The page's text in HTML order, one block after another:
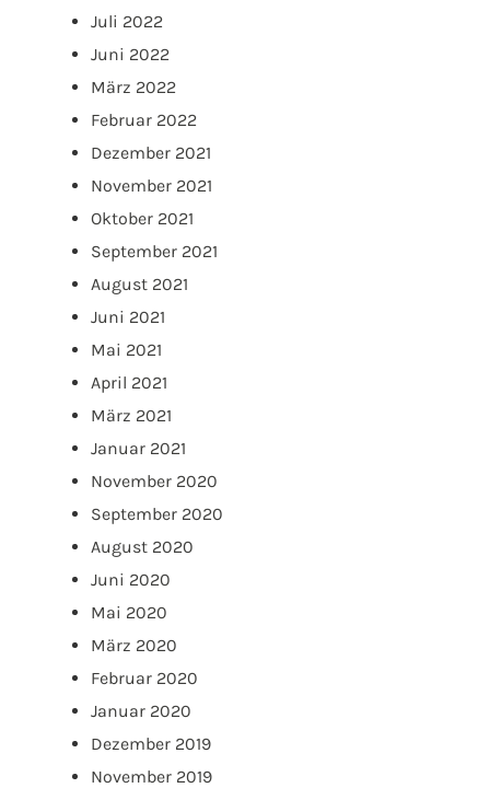
Juli 2022
Juni 2022
März 2022
Februar 2022
Dezember 2021
November 2021
Oktober 2021
September 2021
August 2021
Juni 2021
Mai 2021
April 2021
März 2021
Januar 2021
November 2020
September 2020
August 2020
Juni 2020
Mai 2020
März 2020
Februar 2020
Januar 2020
Dezember 2019
November 2019